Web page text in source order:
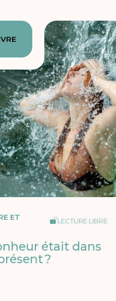
ET LECTURE LIBRE
était dans
?